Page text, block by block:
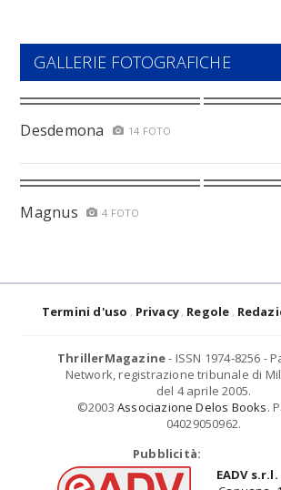
GALLERIE FOTOGRAFICHE
Desdemona 14 FOTO
Magnus 4 FOTO
Termini d'uso Privacy Regole
ThrillerMagazine- ISSN 1974-8256 -
Network, registrazione tribunale di
del 4 aprile 2005.
©2003 Associazione Delos Books.
04029050962.
Pubblicità:
EADV s.r.l.